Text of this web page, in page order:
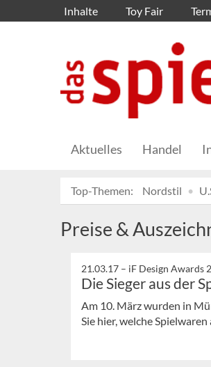
Inhalte Toy Fair
Aktuelles Handel
Top-Themen: Nordstil
Preise &
21.03.17 – iF Design Awards
Die Sieger aus der
Am 10. März wurden in
Sie hier, welche